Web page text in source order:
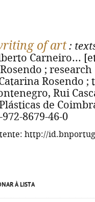
of art:
Carneiro...
;
Rosendo
Rui
de
8679-46-0
http://
À LISTA